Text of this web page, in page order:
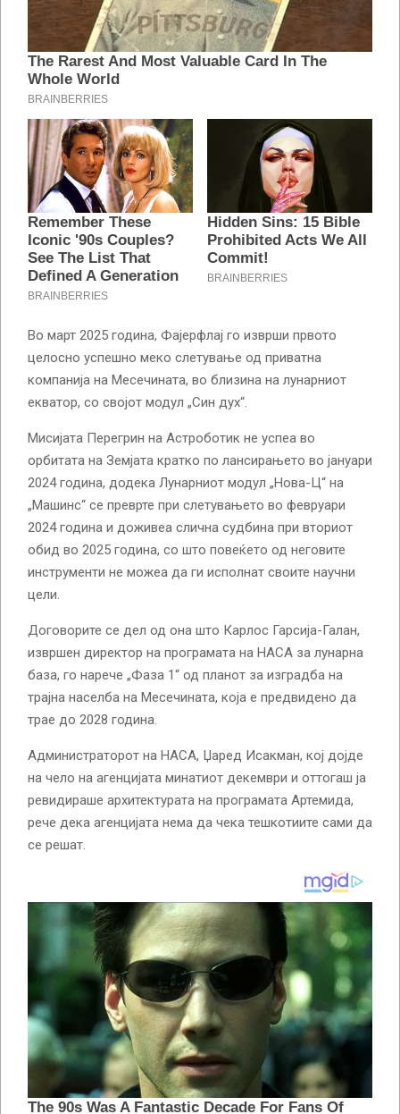
Во март 2025 година, Фајерфлај го изврши првото
целосно успешно меко слетување од приватна
компанија на Месечината, во близина на лунарниот
екватор, со својот модул „Син дух“.
Мисијата Перегрин на Астроботик не успеа во
орбитата на Земјата кратко по лансирањето во јануари
2024 година, додека Лунарниот модул „Нова-Ц“ на
„Машинс“ се преврте при слетувањето во февруари
2024 година и доживеа слична судбина при вториот
обид во 2025 година, со што повеќето од неговите
инструменти не можеа да ги исполнат своите научни
цели.
Договорите се дел од она што Карлос Гарсија-Галан,
извршен директор на програмата на НАСА за лунарна
база, го нарече „Фаза 1“ од планот за изградба на
трајна населба на Месечината, која е предвидено да
трае до 2028 година.
Администраторот на НАСА, Џаред Исакман, кој дојде
на чело на агенцијата минатиот декември и оттогаш ја
ревидираше архитектурата на програмата Артемида,
рече дека агенцијата нема да чека тешкотиите сами да
се решат.